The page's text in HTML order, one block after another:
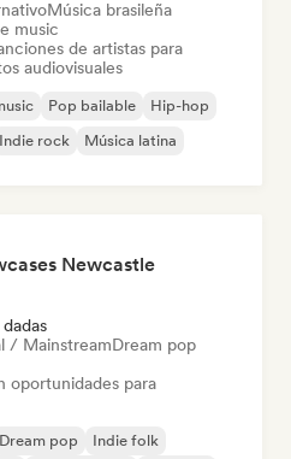
Música brasileña
music
de artistas para
audiovisuales
Pop bailable
Hip-hop
Indie rock Música latina
Newcastle
/ MainstreamDream pop
oportunidades para
Dream pop
Indie folk